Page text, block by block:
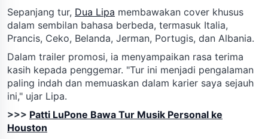
Sepanjang tur, Dua Lipa membawakan cover khusus
dalam sembilan bahasa berbeda, termasuk Italia,
Prancis, Ceko, Belanda, Jerman, Portugis, dan Albania.
Dalam trailer promosi, ia menyampaikan rasa terima
kasih kepada penggemar. "Tur ini menjadi pengalaman
paling indah dan memuaskan dalam karier saya sejauh
ini," ujar Lipa.
>>> Patti LuPone Bawa Tur Musik Personal ke
Houston